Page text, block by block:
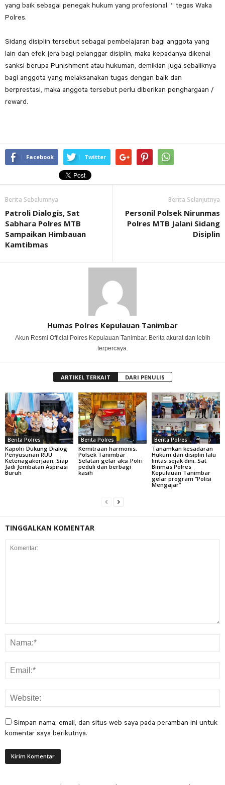
yang baik sebagai penegak hukum yang profesional. “ tegas Waka
Polres.
Sidang disiplin tersebut sebagai pembelajaran bagi anggota yang
lain dan efek jera bagi pelanggar disiplin, maka kepadanya dikenai
sanksi berupa Punishment atau hukuman, demikian juga sebaliknya
bagi anggota yang melaksanakan tugas dengan baik dan
berprestasi, maka anggota tersebut perlu diberikan penghargaan /
reward.
Facebook Twitter
Berita Sebelumnya
Patroli Dialogis, Sat
Sabhara Polres MTB
Sampaikan Himbauan
Kamtibmas
Berita Selanjutnya
Personil Polsek Nirunmas
Polres MTB Jalani Sidang
Disiplin
Humas Polres Kepulauan Tanimbar
Akun Resmi Official Polres Kepulauan Tanimbar. Berita akurat dan lebih
terpercaya.
ARTIKEL TERKAIT DARI PENULIS
Berita Polres
Kapolri Dukung Dialog
Penyusunan RUU
Ketenagakerjaan, Siap
Jadi Jembatan Aspirasi
Buruh
Berita Polres
Kemitraan harmonis,
Polsek Tanimbar
Selatan gelar aksi Polri
peduli dan berbagi
kasih
Berita Polres
Tanamkan kesadaran
Hukum dan disiplin lalu
lintas sejak dini, Sat
Binmas Polres
Kepulauan Tanimbar
gelar program “Polisi
Mengajar”
TINGGALKAN KOMENTAR
Simpan nama, email, dan situs web saya pada peramban ini untuk
komentar saya berikutnya.